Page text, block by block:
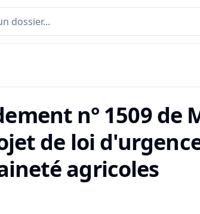
n° 1509 de
de loi
agricoles